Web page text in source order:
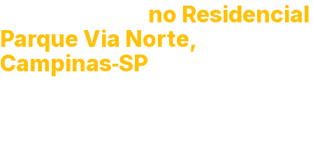
no Residencial
Parque Via Norte,
Campinas‑SP